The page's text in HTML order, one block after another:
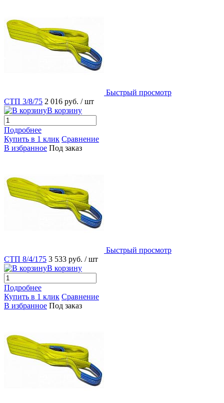
Быстрый просмотр
СТП 3/8/75 2 016 руб. / шт
В корзину
Подробнее
Купить в 1 клик Сравнение
В избранное Под заказ
Быстрый просмотр
СТП 8/4/175 3 533 руб. / шт
В корзину
Подробнее
Купить в 1 клик Сравнение
В избранное Под заказ